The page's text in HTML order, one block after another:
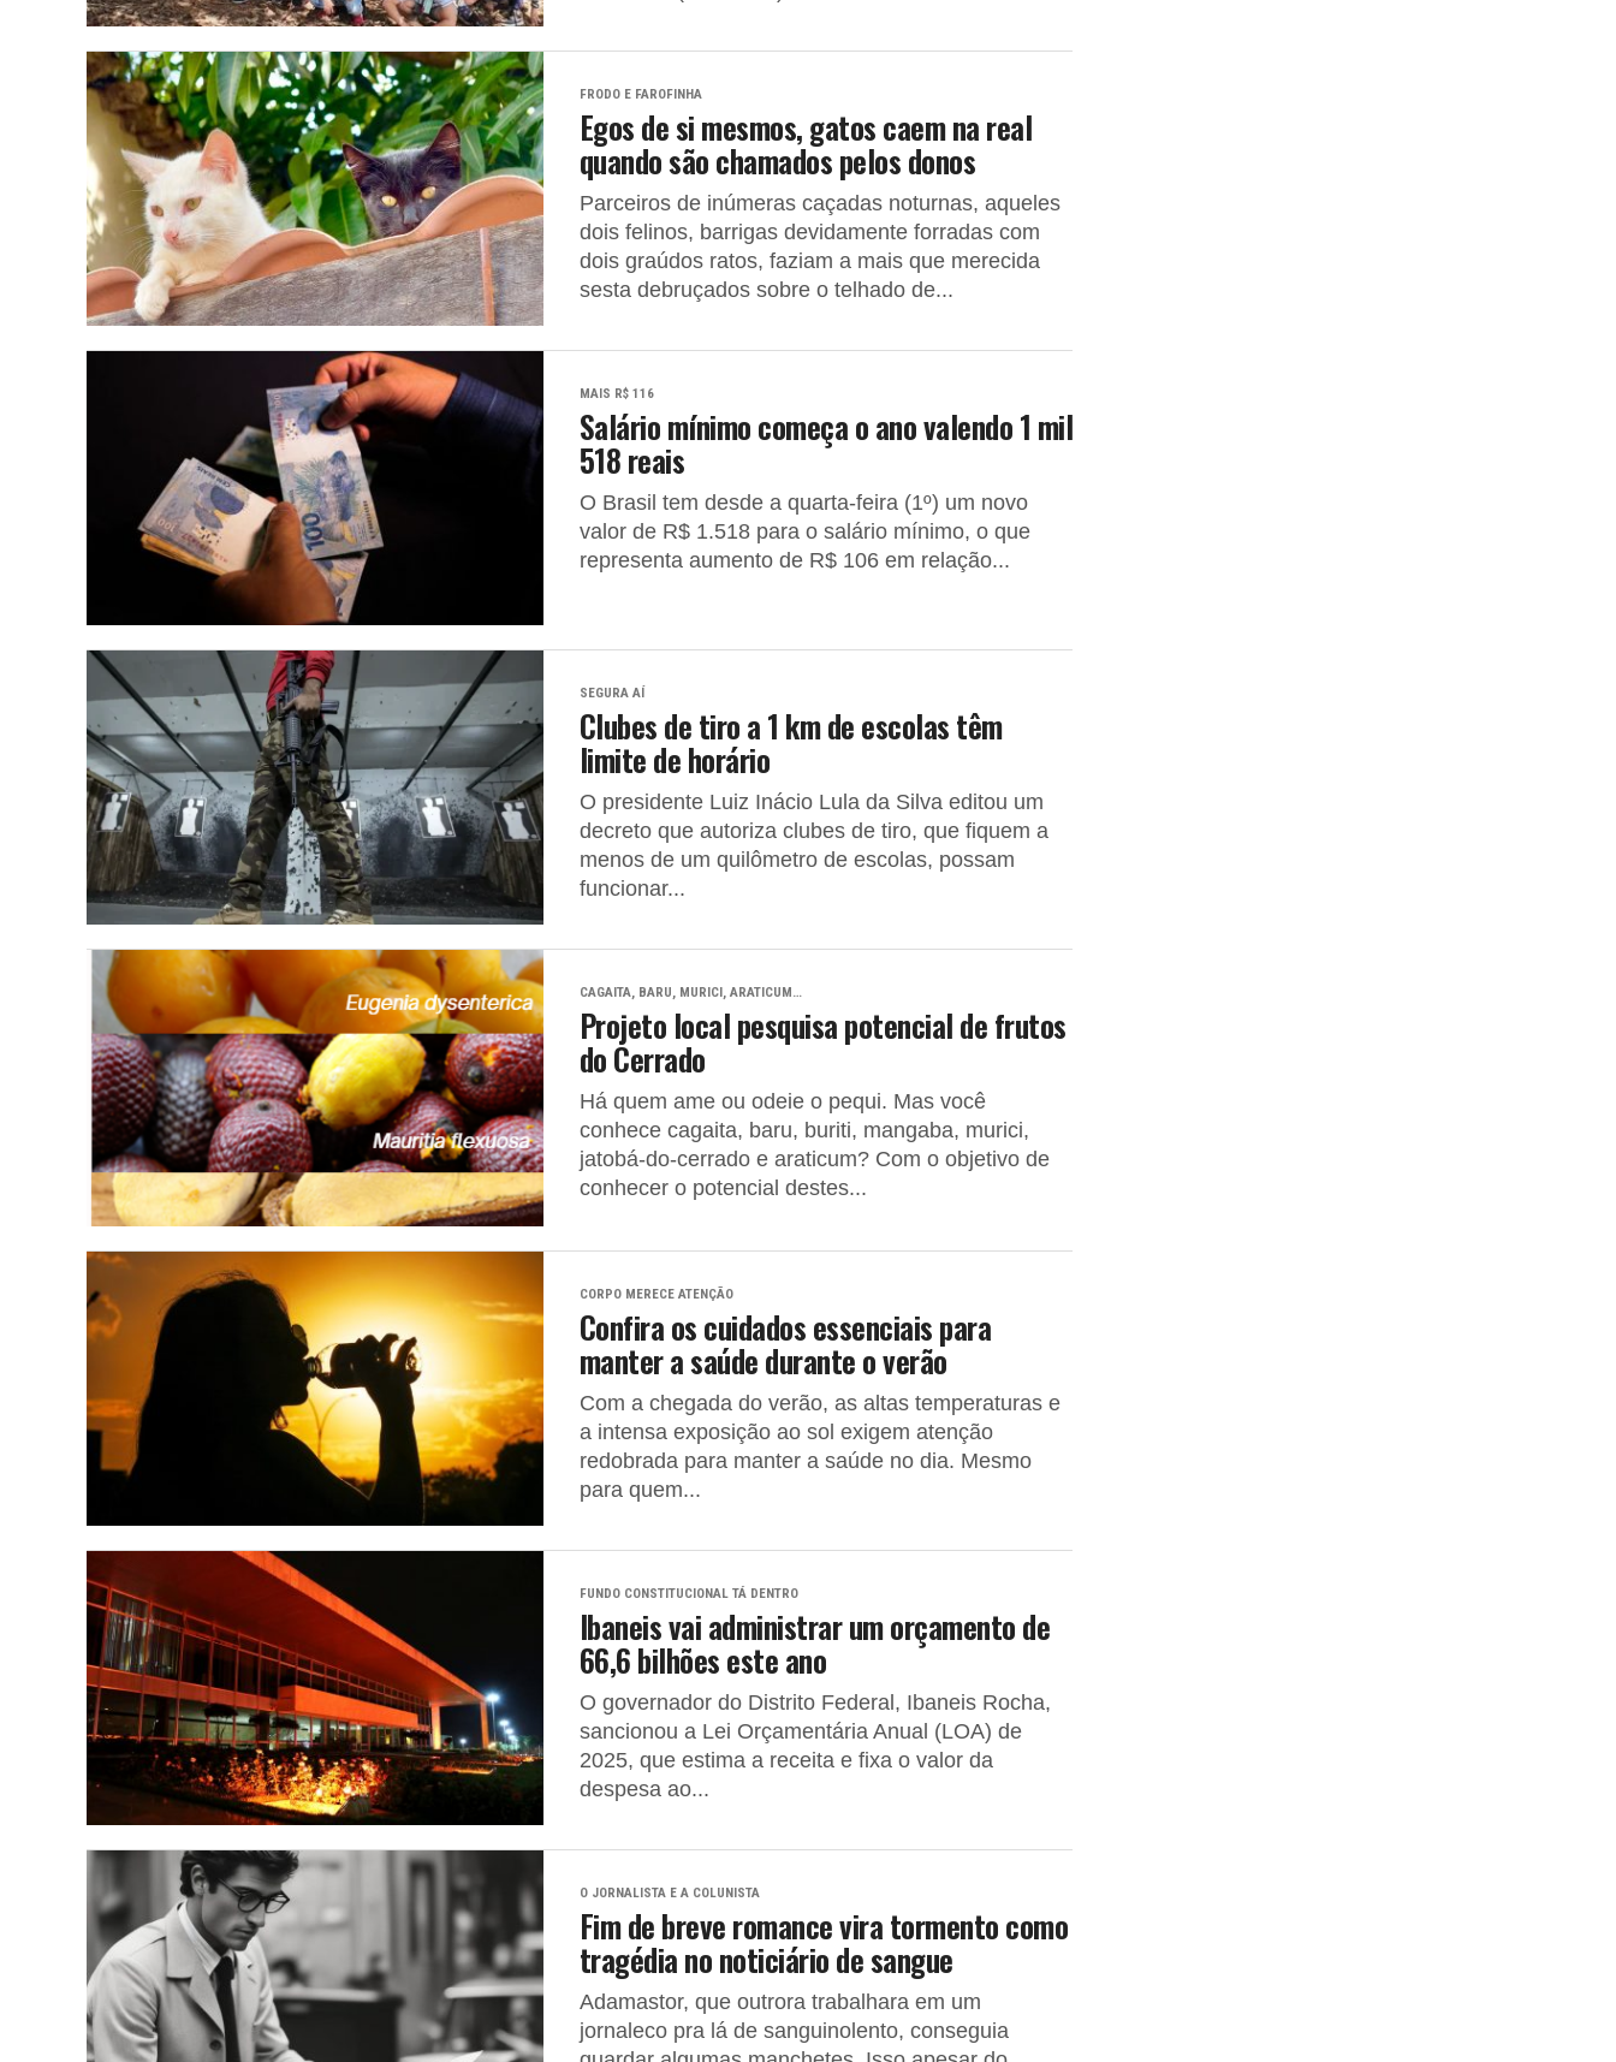
FRODO E FAROFINHA
Egos de si mesmos, gatos caem na real
quando são chamados pelos donos
Parceiros de inúmeras caçadas noturnas, aqueles
dois felinos, barrigas devidamente forradas com
dois graúdos ratos, faziam a mais que merecida
sesta debruçados sobre o telhado de...
MAIS R$ 116
Salário mínimo começa o ano valendo 1 mil
518 reais
O Brasil tem desde a quarta-feira (1º) um novo
valor de R$ 1.518 para o salário mínimo, o que
representa aumento de R$ 106 em relação...
SEGURA AÍ
Clubes de tiro a 1 km de escolas têm
limite de horário
O presidente Luiz Inácio Lula da Silva editou um
decreto que autoriza clubes de tiro, que fiquem a
menos de um quilômetro de escolas, possam
funcionar...
CAGAITA, BARU, MURICI, ARATICUM…
Projeto local pesquisa potencial de frutos
do Cerrado
Há quem ame ou odeie o pequi. Mas você
conhece cagaita, baru, buriti, mangaba, murici,
jatobá-do-cerrado e araticum? Com o objetivo de
conhecer o potencial destes...
CORPO MERECE ATENÇÃO
Confira os cuidados essenciais para
manter a saúde durante o verão
Com a chegada do verão, as altas temperaturas e
a intensa exposição ao sol exigem atenção
redobrada para manter a saúde no dia. Mesmo
para quem...
FUNDO CONSTITUCIONAL TÁ DENTRO
Ibaneis vai administrar um orçamento de
66,6 bilhões este ano
O governador do Distrito Federal, Ibaneis Rocha,
sancionou a Lei Orçamentária Anual (LOA) de
2025, que estima a receita e fixa o valor da
despesa ao...
O JORNALISTA E A COLUNISTA
Fim de breve romance vira tormento como
tragédia no noticiário de sangue
Adamastor, que outrora trabalhara em um
jornaleco pra lá de sanguinolento, conseguia